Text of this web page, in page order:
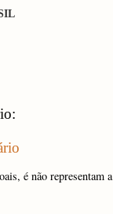
é não representam a